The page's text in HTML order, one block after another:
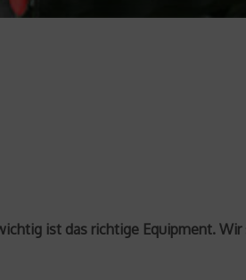
ist das richtige Equipment.